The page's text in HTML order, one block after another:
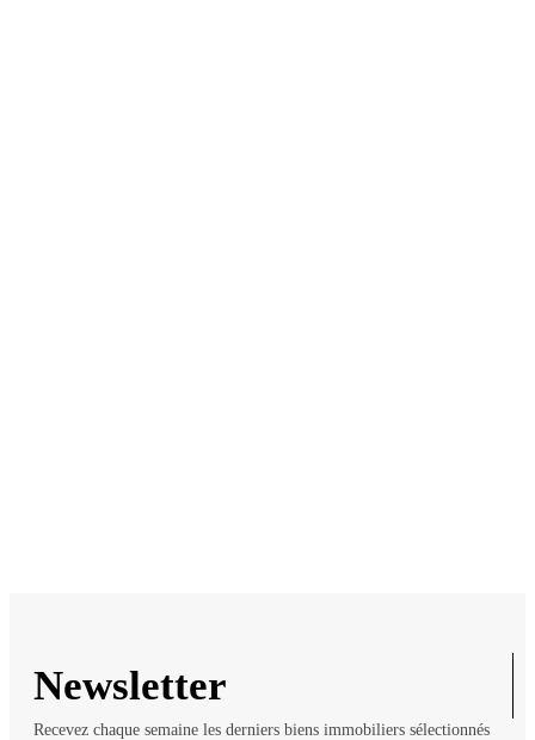
Newsletter
Recevez chaque semaine les derniers biens immobiliers sélectionnés